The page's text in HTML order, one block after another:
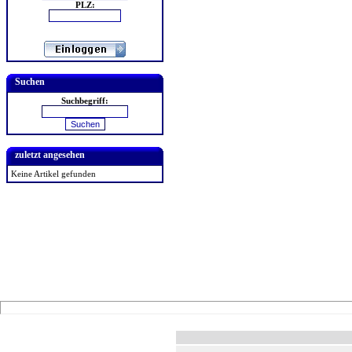
PLZ:
Suchen
Suchbegriff:
zuletzt angesehen
Keine Artikel gefunden